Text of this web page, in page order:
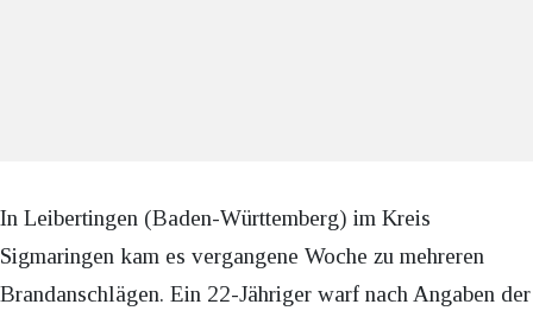
In Leibertingen (Baden-Württemberg) im Kreis
Sigmaringen kam es vergangene Woche zu mehreren
Brandanschlägen. Ein 22-Jähriger warf nach Angaben der